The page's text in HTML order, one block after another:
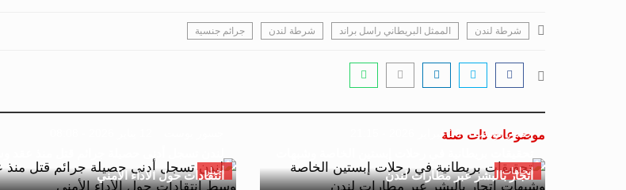
شرطة لندن الممثل البريطاني راسل براند شرطة لندن جرائم جنسية
موضوعات ذات صلة
اتجاهات
جسور بوست 18 فبراير 2026 - 21:15
اتجار بالبشر عبر مطارات لندن
أخبار
انتقادات حول الأداء الأمني